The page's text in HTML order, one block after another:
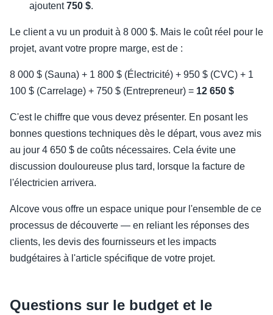
ajoutent750 $.
Le client a vu un produit à 8 000 $. Mais le coût réel pour le
projet, avant votre propre marge, est de :
8 000 $ (Sauna) + 1 800 $ (Électricité) + 950 $ (CVC) + 1
100 $ (Carrelage) + 750 $ (Entrepreneur) = 12 650 $
C'est le chiffre que vous devez présenter. En posant les
bonnes questions techniques dès le départ, vous avez mis
au jour 4 650 $ de coûts nécessaires. Cela évite une
discussion douloureuse plus tard, lorsque la facture de
l'électricien arrivera.
Alcove vous offre un espace unique pour l'ensemble de ce
processus de découverte — en reliant les réponses des
clients, les devis des fournisseurs et les impacts
budgétaires à l'article spécifique de votre projet.
Questions sur le budget et le